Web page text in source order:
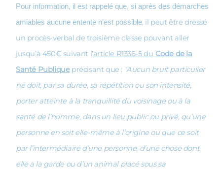
Pour information, il est rappelé que, si après des démarches
amiables aucune entente n’est possible, il peut être dressé
un procès-verbal de troisième classe pouvant aller
jusqu’à 450€ suivant l’article R1336-5 du Code de la
Santé Publique précisant que : "Aucun bruit particulier
ne doit, par sa durée, sa répétition ou son intensité,
porter atteinte à la tranquillité du voisinage ou à la
santé de l’homme, dans un lieu public ou privé, qu’une
personne en soit elle-même à l’origine ou que ce soit
par l’intermédiaire d’une personne, d’une chose dont
elle a la garde ou d’un animal placé sous sa